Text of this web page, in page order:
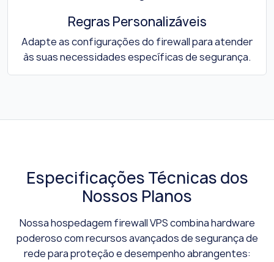
Regras Personalizáveis
Adapte as configurações do firewall para atender
às suas necessidades específicas de segurança.
Especificações Técnicas dos
Nossos Planos
Nossa hospedagem firewall VPS combina hardware
poderoso com recursos avançados de segurança de
rede para proteção e desempenho abrangentes: